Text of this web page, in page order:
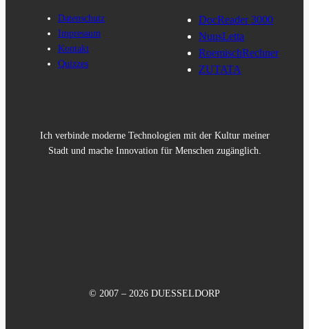
Datenschutz
Impressum
Kontakt
Quizzes
DocReader 3000
NuusLetta
RoemischRechner
ZUTATA
Ich verbinde moderne Technologien mit der Kultur meiner
Stadt und mache Innovation für Menschen zugänglich.
© 2007 – 2026 DUESSELDORP